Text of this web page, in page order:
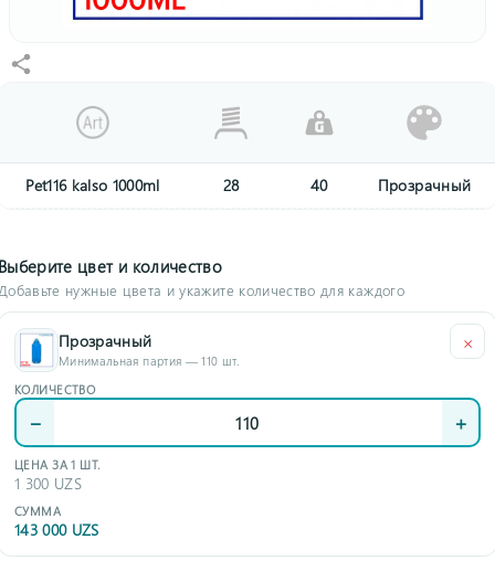
Pet116 kalso 1000ml 28 40 Прозрачный
цвет и количество
нужные цвета и укажите количество для каждого
Прозрачный
Минимальная партия — 110 шт.
КОЛИЧЕСТВО
− +
ЦЕНА ЗА 1 ШТ.
1 300 UZS
СУММА
143 000 UZS
×